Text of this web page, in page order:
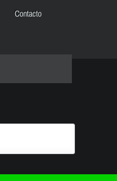
Contacto